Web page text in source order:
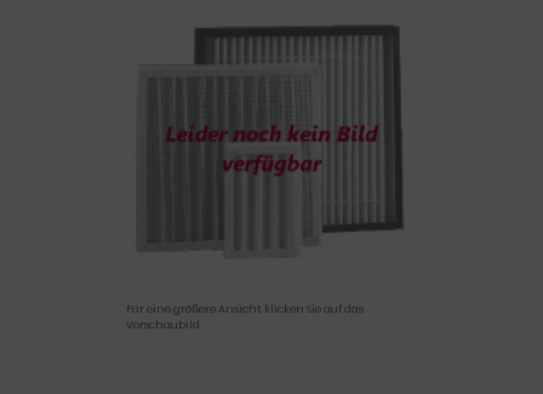
Für eine größere Ansicht klicken Sie auf das
Vorschaubild